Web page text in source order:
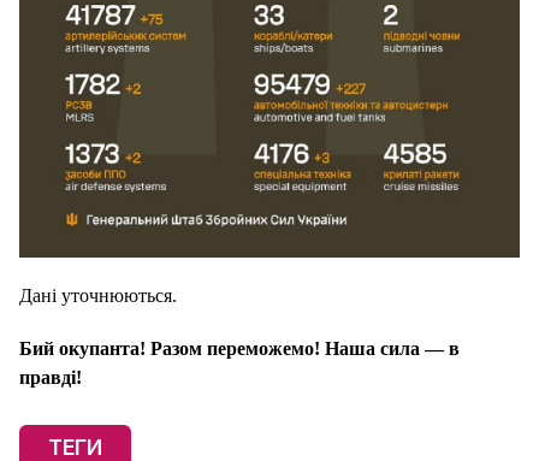
Дані уточнюються.
Бий окупанта! Разом переможемо! Наша сила — в
правді!
ТЕГИ